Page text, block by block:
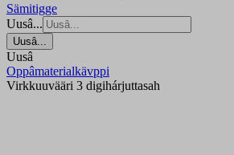
Sämitigge
Uusâ...
Uusâ...
Uusâ
Oppâmaterialkävppi
Virkkuuvääri 3 digihárjuttasah